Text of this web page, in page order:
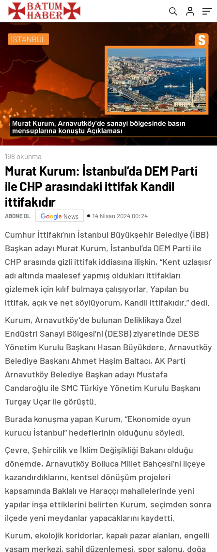
198 okunma
Murat Kurum: İstanbul’da DEM Parti
ile CHP arasındaki ittifak Kandil
ittifakıdır
ABONE OL News 14 Nisan 2024 00:24
Cumhur İttifakı’nın İstanbul Büyükşehir Belediye (İBB)
Başkan adayı Murat Kurum, İstanbul’da DEM Parti ile
CHP arasında gizli ittifak iddiasına ilişkin, “Kent uzlaşısı’
adı altında maalesef yapmış oldukları ittifakları
gizlemek için kılıf bulmaya çalışıyorlar. Yapılan bu
ittifak, açık ve net söylüyorum, Kandil ittifakıdır.” dedi.
Kurum, Arnavutköy’de bulunan Deliklikaya Özel
Endüstri Sanayi Bölgesi’ni (DESB) ziyaretinde DESB
Yönetim Kurulu Başkanı Hasan Büyükdere, Arnavutköy
Belediye Başkanı Ahmet Haşim Baltacı, AK Parti
Arnavutköy Belediye Başkan adayı Mustafa
Candaroğlu ile SMC Türkiye Yönetim Kurulu Başkanı
Turgay Uçar ile görüştü.
Burada konuşma yapan Kurum, “Ekonomide oyun
kurucu İstanbul” hedeflerinin olduğunu söyledi.
Çevre, Şehircilik ve İklim Değişikliği Bakanı olduğu
dönemde, Arnavutköy Bolluca Millet Bahçesi’ni ilçeye
kazandırdıklarını, kentsel dönüşüm projeleri
kapsamında Baklalı ve Haraççı mahallelerinde yeni
yapılar inşa ettiklerini belirten Kurum, seçimden sonra
ilçede yeni meydanlar yapacaklarını kaydetti.
Kurum, ekolojik koridorlar, kapalı pazar alanları, engelli
yaşam merkezi, sahil düzenlemesi, spor salonu, doğa